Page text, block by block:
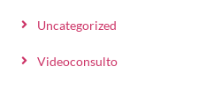
Uncategorized
Videoconsulto